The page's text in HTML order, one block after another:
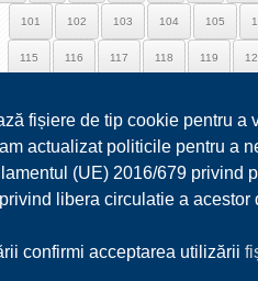
fișiere de tip cookie pentru a
actualizat politicile pentru a
(UE) 2016/679 privind
libera circulatie a
confirmi acceptarea utilizării
101 102 103 104 105
115 116 117 118 119
143 144 145 146 147
157 158 159 160 161
171 172 173 174 175